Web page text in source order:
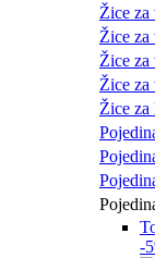
Žice
Žice
Žice za
Žice
Žice za
-